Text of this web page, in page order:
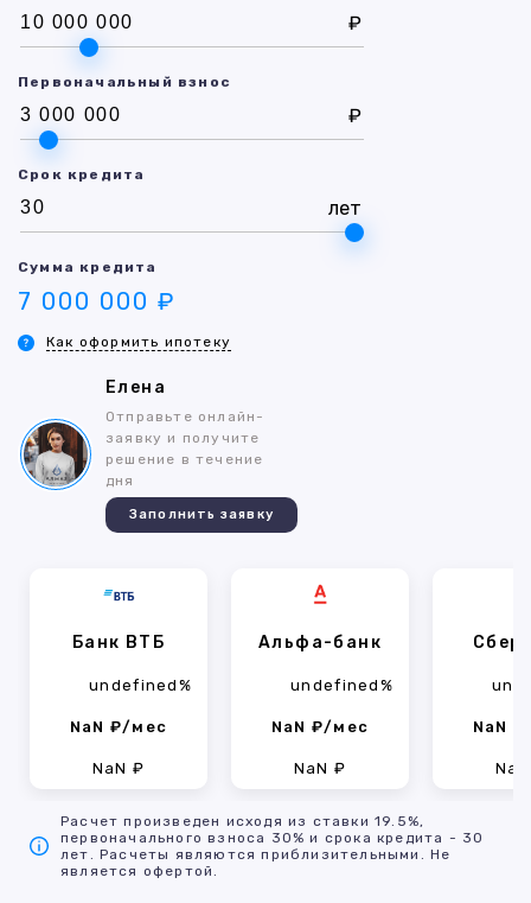
₽
Первоначальный взнос
₽
Срок кредита
лет
Сумма кредита
7 000 000 ₽
Как оформить ипотеку
Елена
Отправьте онлайн-
заявку и получите
решение в течение
дня
Заполнить заявку
Банк ВТБ
undefined%
NaN ₽/мес
NaN ₽
Альфа-банк
undefined%
NaN ₽/мес
NaN ₽
NaN
Расчет произведен исходя из ставки 19.5%,
первоначального взноса 30% и срока кредита - 30
лет. Расчеты являются приблизительными. Не
является офертой.